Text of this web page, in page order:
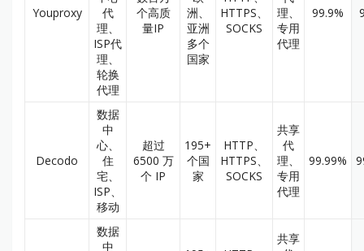
Youproxy
代
理、
ISP代
理、
轮换
代理
个高质
量IP
洲、
亚洲
多个
国家
HTTPS、
SOCKS
理、
专用
代理
99.9%
Decodo
数据
中
心、
住
宅、
ISP、
移动
超过
6500 万
个 IP
195+
个国
家
HTTP、
HTTPS、
SOCKS
共享
代
理、
专用
代理
99.99%
数据
中
共享